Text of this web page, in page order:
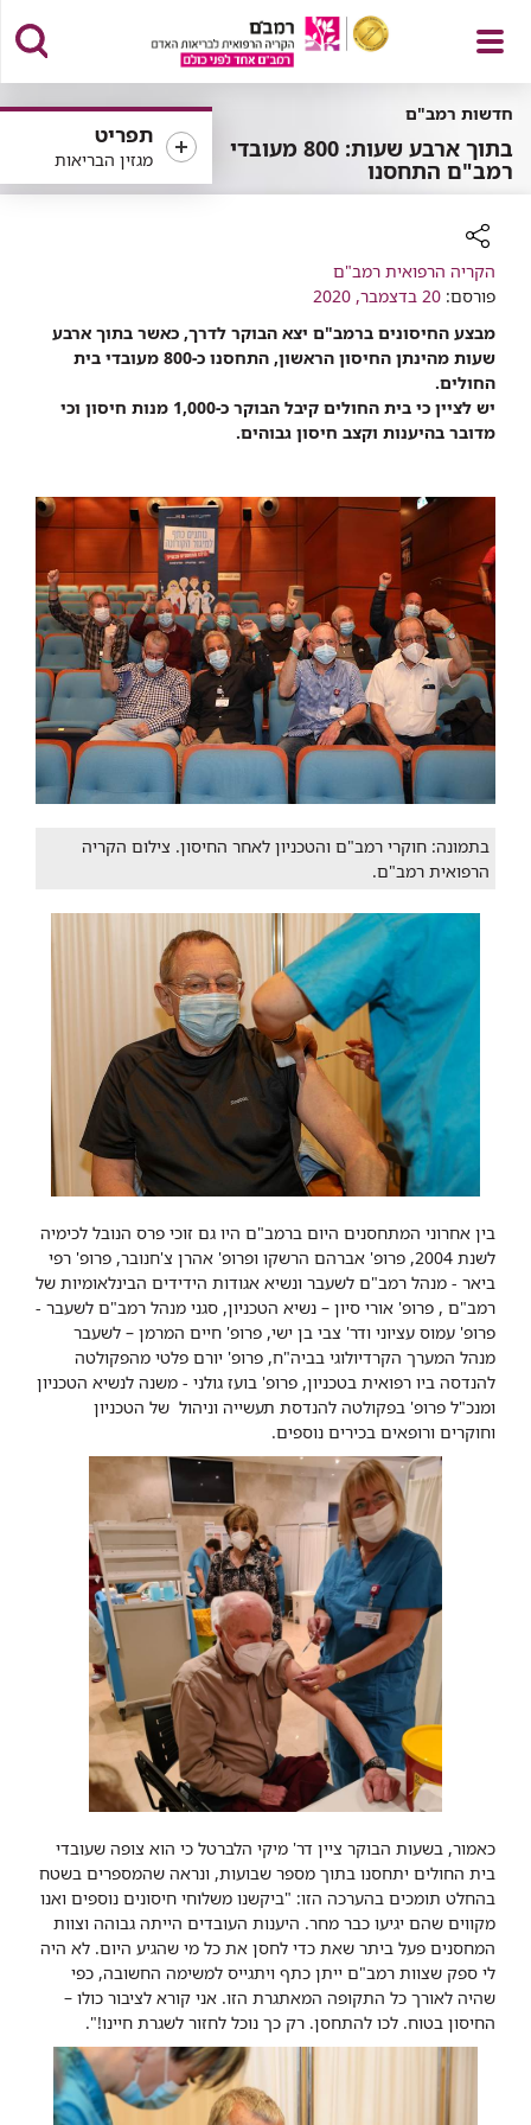
פתח
תפריט
תפריט
מגזין הבריאות
חדשות רמב"ם
בתוך ארבע שעות: 800 מעובדי
רמב"ם התחסנו
רכיב
שיתוף
הקריה הרפואית רמב"ם
פורסם: 20 בדצמבר, 2020
מבצע החיסונים ברמב"ם יצא הבוקר לדרך, כאשר בתוך ארבע
שעות מהינתן החיסון הראשון, התחסנו כ-800 מעובדי בית
החולים.
יש לציין כי בית החולים קיבל הבוקר כ-1,000 מנות חיסון וכי
מדובר בהיענות וקצב חיסון גבוהים.
בתמונה: חוקרי רמב"ם והטכניון לאחר החיסון. צילום הקריה
הרפואית רמב"ם.
בין אחרוני המתחסנים היום ברמב"ם היו גם זוכי פרס הנובל לכימיה
לשנת 2004, פרופ' אברהם הרשקו ופרופ' אהרן צ'חנובר, פרופ' רפי
ביאר - מנהל רמב"ם לשעבר ונשיא אגודות הידידים הבינלאומיות של
רמב"ם , פרופ' אורי סיון – נשיא הטכניון, סגני מנהל רמב"ם לשעבר -
פרופ' עמוס עציוני ודר' צבי בן ישי, פרופ' חיים המרמן – לשעבר
מנהל המערך הקרדיולוגי בביה"ח, פרופ' יורם פלטי מהפקולטה
להנדסה ביו רפואית בטכניון, פרופ' בועז גולני - משנה לנשיא הטכניון
ומנכ"ל פרופ' בפקולטה להנדסת תעשייה וניהול של הטכניון
וחוקרים ורופאים בכירים נוספים.
כאמור, בשעות הבוקר ציין דר' מיקי הלברטל כי הוא צופה שעובדי
בית החולים יתחסנו בתוך מספר שבועות, ונראה שהמספרים בשטח
בהחלט תומכים בהערכה הזו: "ביקשנו משלוחי חיסונים נוספים ואנו
מקווים שהם יגיעו כבר מחר. היענות העובדים הייתה גבוהה וצוות
המחסנים פעל ביתר שאת כדי לחסן את כל מי שהגיע היום. לא היה
לי ספק שצוות רמב"ם ייתן כתף ויתגייס למשימה החשובה, כפי
שהיה לאורך כל התקופה המאתגרת הזו. אני קורא לציבור כולו –
החיסון בטוח. לכו להתחסן. רק כך נוכל לחזור לשגרת חיינו!".